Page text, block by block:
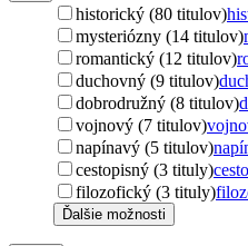
historický (80 titulov)
mysteriózny (14 titulov)
romantický (12 titulov)
duchovný (9 titulov)
dobrodružný (8 titulov)
vojnový (7 titulov)
napínavý (5 titulov)
cestopisný (3 tituly)
filozofický (3 tituly)
Ďalšie možnosti